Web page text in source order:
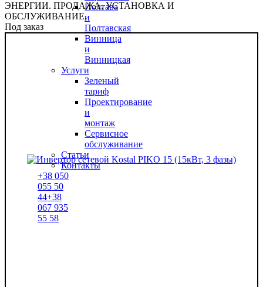
Полтава
и
Полтавская
Винница
и
Винницкая
Услуги
Зеленый
тариф
Проектирование
и
монтаж
Сервисное
обслуживание
Статьи
Контакты
+38 050
055 50
44+38
067 935
55 58
ЭНЕРГИИ. ПРОДАЖА, УСТАНОВКА И
ОБСЛУЖИВАНИЕ.
Под заказ